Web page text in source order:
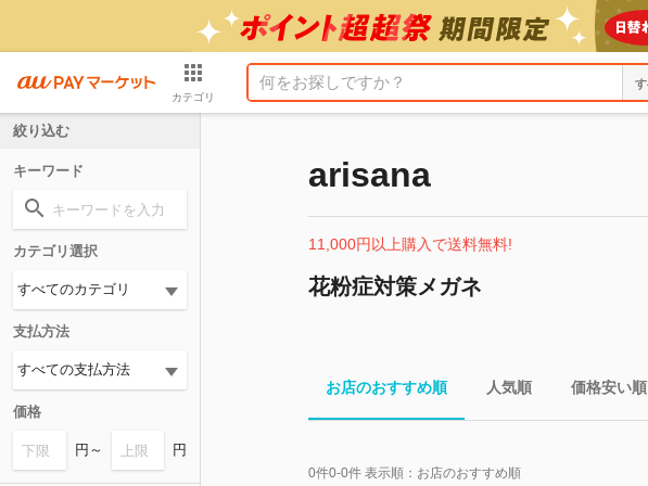
カテゴリ
arisana
11,000円以上購入で送料無料!
花粉症対策メガネ
お店のおすすめ順 人気順 価格安い順
0件0-0件 表示順： お店のおすすめ順
絞り込む
キーワード
カテゴリ選択
支払方法
価格
円～ 円